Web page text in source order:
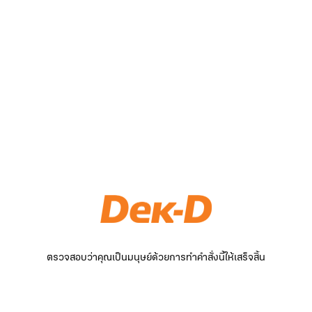
ตรวจสอบว่าคุณเป็นมนุษย์ด้วยการทำคำสั่งนี้ให้เสร็จสิ้น